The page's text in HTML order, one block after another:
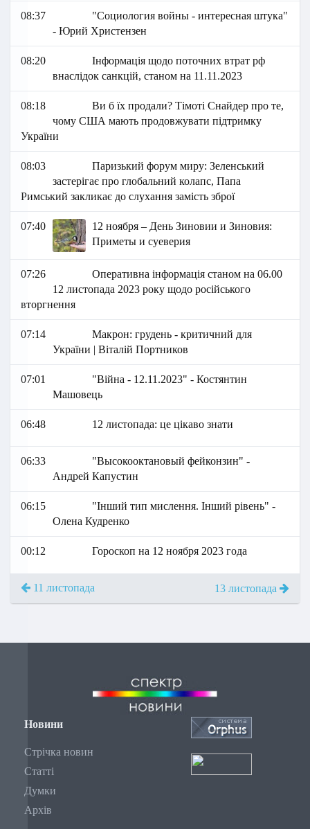
08:37
"Социология войны - интересная штука"
- Юрий Христензен
08:20
Інформація щодо поточних втрат рф
внаслідок санкцій, станом на 11.11.2023
08:18
Ви б їх продали? Тімоті Снайдер про те,
чому США мають продовжувати підтримку
України
08:03
Паризький форум миру: Зеленський
застерігає про глобальний колапс, Папа
Римський закликає до слухання замість зброї
07:40
12 ноября – День Зиновии и Зиновия:
Приметы и суеверия
07:26
Оперативна інформація станом на 06.00
12 листопада 2023 року щодо російського
вторгнення
07:14
Макрон: грудень - критичний для
України | Віталій Портников
07:01
"Війна - 12.11.2023" - Костянтин
Машовець
06:48 12 листопада: це цікаво знати
06:33
"Высокооктановый фейконзин" -
Андрей Капустин
06:15
"Інший тип мислення. Інший рівень" -
Олена Кудренко
00:12 Гороскоп на 12 ноября 2023 года
11 листопада 13 листопада
Новини
Стрічка новин
Статті
Думки
Архів